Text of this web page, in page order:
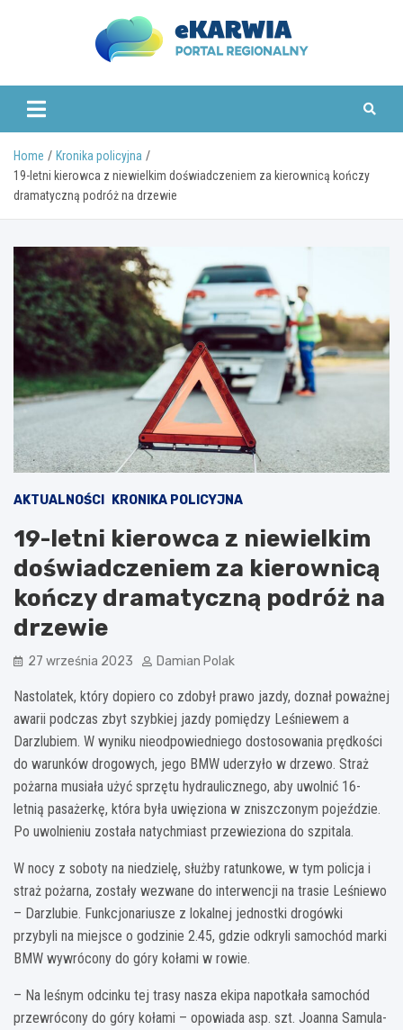
www.ekarwia.pl
Home
Kronika policyjna
19-letni kierowca z niewielkim doświadczeniem za kierownicą kończy
dramatyczną podróż na drzewie
AKTUALNOŚCI KRONIKA POLICYJNA
19-letni kierowca z niewielkim
doświadczeniem za kierownicą
kończy dramatyczną podróż na
drzewie
27 września 2023 Damian Polak
Nastolatek, który dopiero co zdobył prawo jazdy, doznał poważnej
awarii podczas zbyt szybkiej jazdy pomiędzy Leśniewem a
Darzlubiem. W wyniku nieodpowiedniego dostosowania prędkości
do warunków drogowych, jego BMW uderzyło w drzewo. Straż
pożarna musiała użyć sprzętu hydraulicznego, aby uwolnić 16-
letnią pasażerkę, która była uwięziona w zniszczonym pojeździe.
Po uwolnieniu została natychmiast przewieziona do szpitala.
W nocy z soboty na niedzielę, służby ratunkowe, w tym policja i
straż pożarna, zostały wezwane do interwencji na trasie Leśniewo
– Darzlubie. Funkcjonariusze z lokalnej jednostki drogówki
przybyli na miejsce o godzinie 2.45, gdzie odkryli samochód marki
BMW wywrócony do góry kołami w rowie.
– Na leśnym odcinku tej trasy nasza ekipa napotkała samochód
przewrócony do góry kołami – opowiada asp. szt. Joanna Samula-